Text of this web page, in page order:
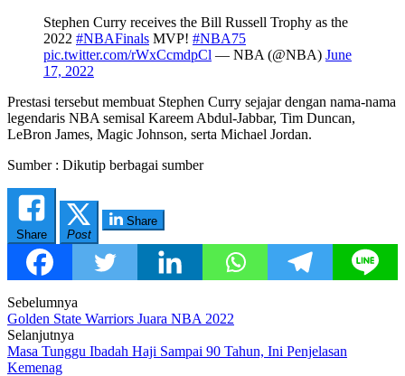
Stephen Curry receives the Bill Russell Trophy as the
2022 #NBAFinals MVP! #NBA75
pic.twitter.com/rWxCcmdpCl — NBA (@NBA) June
17, 2022
Prestasi tersebut membuat Stephen Curry sejajar dengan nama-nama
legendaris NBA semisal Kareem Abdul-Jabbar, Tim Duncan,
LeBron James, Magic Johnson, serta Michael Jordan.
Sumber : Dikutip berbagai sumber
Share Post
Share
Post
navigation
Sebelumnya
Golden State Warriors Juara NBA 2022
Selanjutnya
Masa Tunggu Ibadah Haji Sampai 90 Tahun, Ini Penjelasan
Kemenag